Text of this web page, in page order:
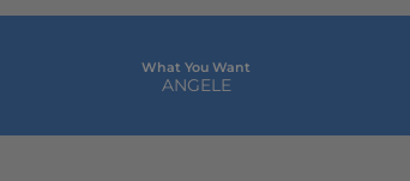
What You Want
ANGELE